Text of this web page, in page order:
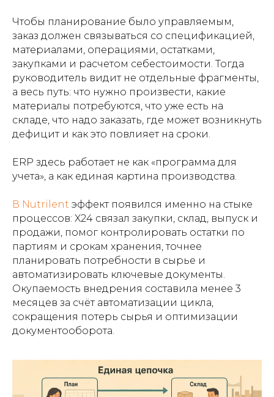
Чтобы планирование было управляемым,
заказ должен связываться со спецификацией,
материалами, операциями, остатками,
закупками и расчетом себестоимости. Тогда
руководитель видит не отдельные фрагменты,
а весь путь: что нужно произвести, какие
материалы потребуются, что уже есть на
складе, что надо заказать, где может возникнуть
дефицит и как это повлияет на сроки.
ERP здесь работает не как «программа для
учета», а как единая картина производства.
В Nutrilent эффект появился именно на стыке
процессов: X24 связал закупки, склад, выпуск и
продажи, помог контролировать остатки по
партиям и срокам хранения, точнее
планировать потребности в сырье и
автоматизировать ключевые документы.
Окупаемость внедрения составила менее 3
месяцев за счёт автоматизации цикла,
сокращения потерь сырья и оптимизации
документооборота.